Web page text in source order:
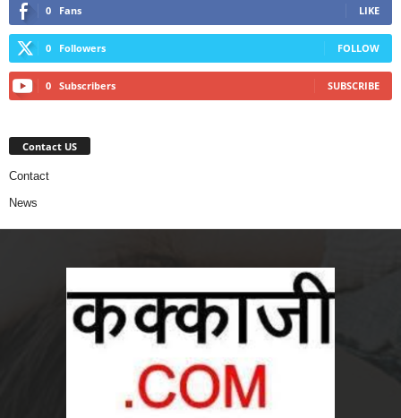
0 Fans LIKE
0 Followers FOLLOW
0 Subscribers SUBSCRIBE
Contact US
Contact
News